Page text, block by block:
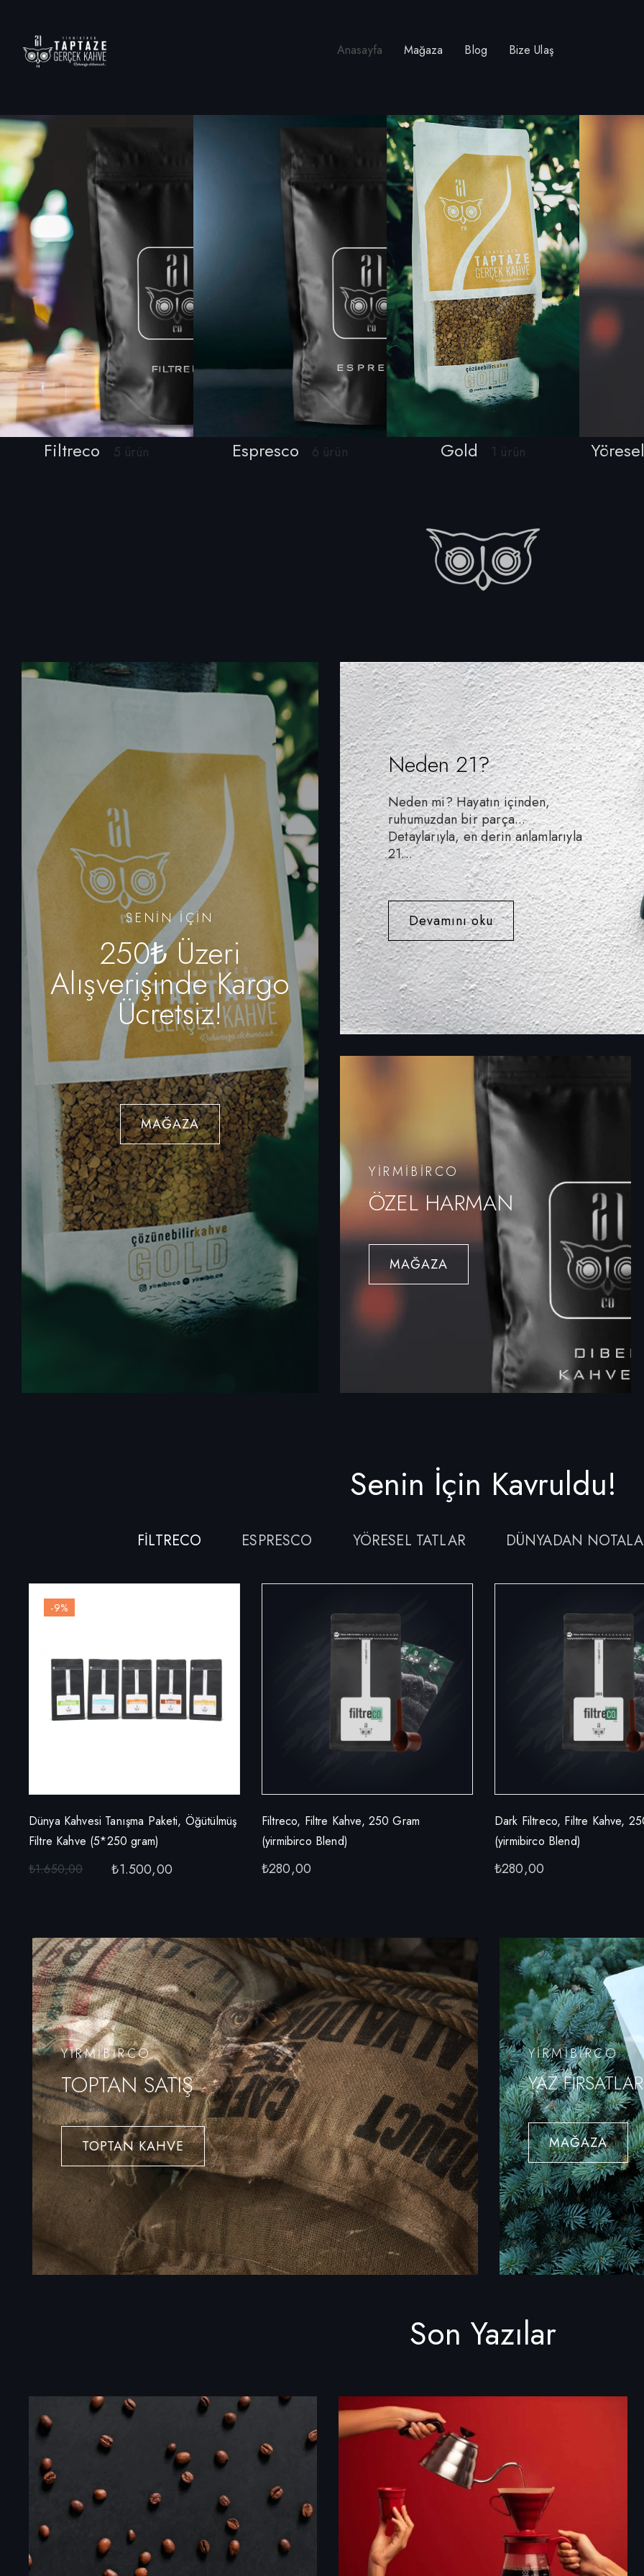
Anasayfa Mağaza Blog Bize Ulaş
Filtreco 5 ürün Espresco 6 ürün Gold 1 ürün
SENIN IÇIN
250₺ Üzeri
Alışverişinde Kargo
Ücretsiz!
MAĞAZA
Neden 21?
Neden mi? Hayatın içinden,
ruhumuzdan bir parça...
Detaylarıyla, en derin anlamlarıyla
21...
Devamını oku
YIRMIBIRCO
ÖZEL HARMAN
MAĞAZA
Senin İçin Kavruldu!
FILTRECO ESPRESCO YÖRESEL TATLAR DÜNYADAN
-9%
Dünya Kahvesi Tanışma Paketi, Öğütülmüş
Filtre Kahve (5*250 gram)
₺1.650,00 ₺1.500,00
Filtreco, Filtre Kahve, 250 Gram
(yirmibirco Blend)
₺280,00
Dark Filtreco, Filtre Kahve,
(yirmibirco Blend)
₺280,00
YIRMIBIRCO
TOPTAN SATIŞ
TOPTAN KAHVE
YİRMİBİRCO
YAZ
MAĞAZA
Son Yazılar